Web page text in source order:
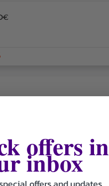
offers in
inbox